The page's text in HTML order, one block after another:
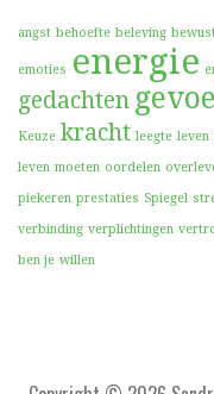
angst behoefte beleving
emoties energie
gedachten
Keuze kracht leegte leven
leven moeten oordelen
piekeren prestaties Spiegel
verbinding verplichtingen
ben je willen